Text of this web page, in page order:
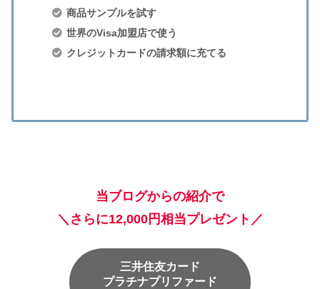
商品サンプルを試す
世界のVisa加盟店で使う
クレジットカードの請求額に充てる
当ブログからの紹介で
＼さらに12,000円相当プレゼント／
三井住友カード
プラチナプリファード